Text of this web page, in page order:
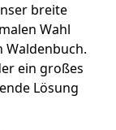
breite
Wahl
ein großes
Lösung